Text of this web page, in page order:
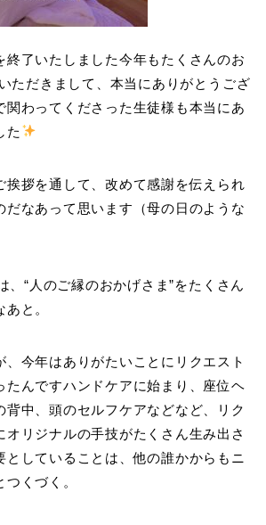
終了いたしました今年もたくさんのお
ただきまして、本当にありがとうござ
関わってくださった生徒様も本当にあ
た
挨拶を通して、改めて感謝を伝えられ
だなあって思います（母の日のような
、“人のご縁のおかげさま”をたくさん
と。
、今年はありがたいことにリクエスト
たんですハンドケアに始まり、座位ヘ
背中、頭のセルフケアなどなど、リク
オリジナルの手技がたくさん生み出さ
としていることは、他の誰かからもニ
くづく。